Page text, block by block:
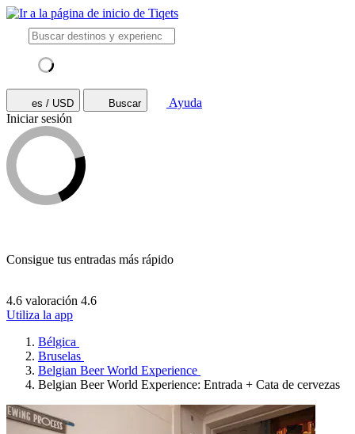
es / USD Buscar
Ayuda
Iniciar sesión
Consigue tus entradas más rápido
4.6 valoración 4.6
Utiliza la app
Bélgica
Bruselas
Belgian Beer World Experience
Belgian Beer World Experience: Entrada + Cata de cervezas